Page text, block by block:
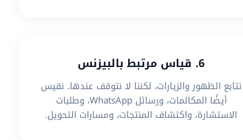
6. قياس مرتبط بالبيزنس
نتابع الظهور والزيارات، لكننا لا نتوقف عندها. نقيس
أيضًا المكالمات، ورسائل WhatsApp، وطلبات
الاستشارة، واكتشاف المنتجات، ومسارات التحويل.